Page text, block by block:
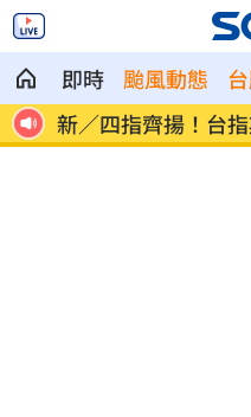
即時 颱風動態
新／四指齊揚！台